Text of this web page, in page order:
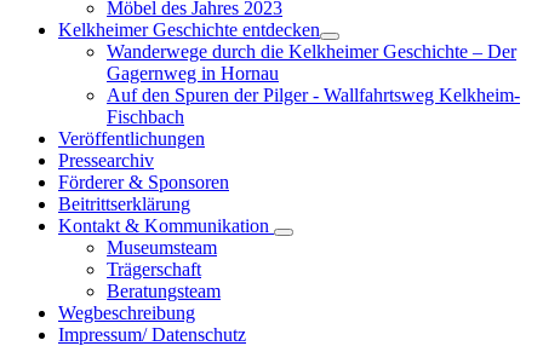
Möbel des Jahres 2023
Kelkheimer Geschichte entdecken
Wanderwege durch die Kelkheimer Geschichte – Der
Gagernweg in Hornau
Auf den Spuren der Pilger - Wallfahrtsweg Kelkheim-
Fischbach
Veröffentlichungen
Pressearchiv
Förderer & Sponsoren
Beitrittserklärung
Kontakt & Kommunikation
Museumsteam
Trägerschaft
Beratungsteam
Wegbeschreibung
Impressum/ Datenschutz